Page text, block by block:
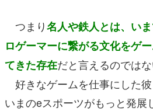
つまり名人や鉄人とは、い
ロゲーマーに繋がる文化をゲ
てきた存在だと言えるのではな
好きなゲームを仕事にした彼
いまのeスポーツがもっと発展